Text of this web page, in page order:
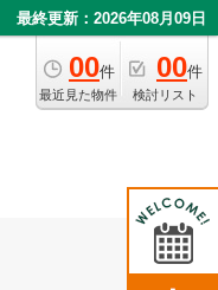
最終更新：2026年08月09日
00件
最近見た物件
00件
検討リスト